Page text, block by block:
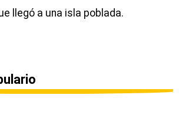
llegó a una isla poblada.